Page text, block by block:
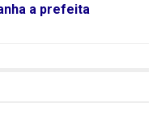
a prefeita